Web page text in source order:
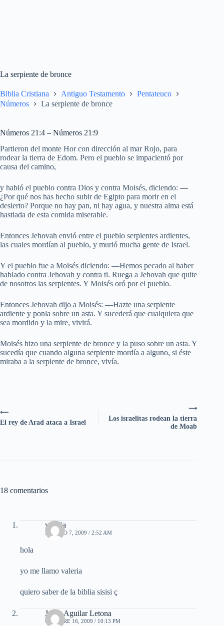
La serpiente de bronce
Biblia Cristiana Antiguo Testamento
Pentateuco
Números
La serpiente de bronce
Números 21:4 – Números 21:9
Partieron del monte Hor con dirección al mar Rojo, para
rodear la tierra de Edom. Pero el pueblo se impacientó por
causa del camino,
y habló el pueblo contra Dios y contra Moisés, diciendo: —
¿Por qué nos has hecho subir de Egipto para morir en el
desierto? Porque no hay pan, ni hay agua, y nuestra alma está
hastiada de esta comida miserable.
Entonces Jehovah envió entre el pueblo serpientes ardientes,
las cuales mordían al pueblo, y murió mucha gente de Israel.
Y el pueblo fue a Moisés diciendo: —Hemos pecado al haber
hablado contra Jehovah y contra ti. Ruega a Jehovah que quite
de nosotros las serpientes. Y Moisés oró por el pueblo.
Entonces Jehovah dijo a Moisés: —Hazte una serpiente
ardiente y ponla sobre un asta. Y sucederá que cualquiera que
sea mordido y la mire, vivirá.
Moisés hizo una serpiente de bronce y la puso sobre un asta. Y
sucedía que cuando alguna serpiente mordía a alguno, si éste
miraba a la serpiente de bronce, vivía.
⟶
Los israelitas rodean la tierra
de Moab
⟵
El rey de Arad ataca a Israel
18 comentarios
valeria
AGOSTO 7, 2009 / 2:52 AM
hola
yo me llamo valeria
quiero saber de la biblia sisisi ç
Jorge Aguilar Letona
OCTUBRE 16, 2009 / 10:13 PM